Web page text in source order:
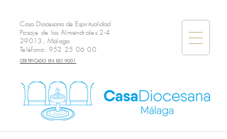
Casa Diocesana de Espiritualidad
Pasaje de los Almendrales 2-4
29013, Málaga
Teléfono: 952 25 06 00
CERTIFICADO EN ISO 9001